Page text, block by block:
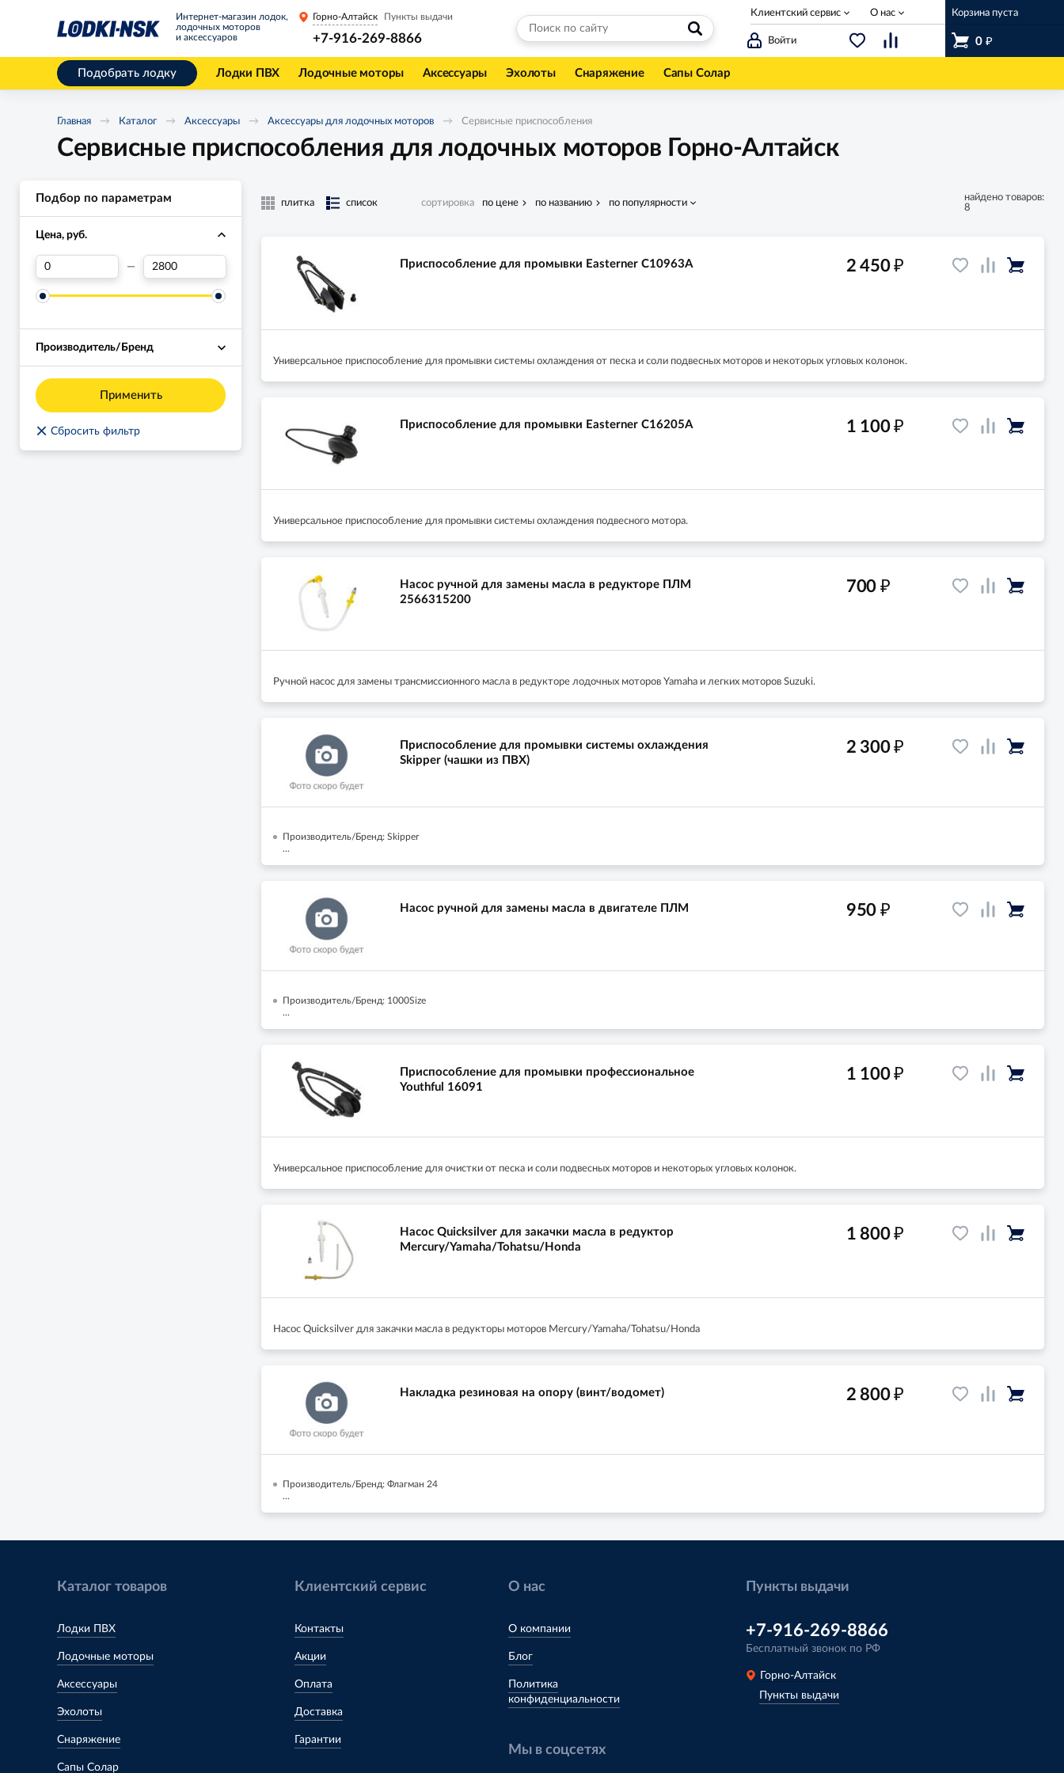
Интернет-магазин лодок,
лодочных моторов
и аксессуаров
Войти
Корзина пуста
0 ₽
Горно-Алтайск Пункты выдачи
+7-916-269-8866
Клиентский сервис О нас
Подобрать лодку Лодки ПВХ Лодочные моторы Аксессуары Эхолоты Снаряжение Сапы Солар
Главная Каталог Аксессуары Аксессуары для лодочных моторов Сервисные приспособления
Сервисные приспособления для лодочных моторов Горно-Алтайск
Подбор по параметрам
Цена, руб.
—
Производитель/Бренд
Применить
× Сбросить фильтр
плитка список сортировка по цене по названию по популярности
найдено товаров:
8
Приспособление для промывки Easterner C10963A
Универсальное приспособление для промывки системы охлаждения от песка и соли подвесных моторов и некоторых угловых колонок.
2 450₽
Приспособление для промывки Easterner C16205A
Универсальное приспособление для промывки системы охлаждения подвесного мотора.
1 100₽
Насос ручной для замены масла в редукторе ПЛМ
2566315200
Ручной насос для замены трансмиссионного масла в редукторе лодочных моторов Yamaha и легких моторов Suzuki.
700 ₽
Приспособление для промывки системы охлаждения
Skipper (чашки из ПВХ)
Производитель/Бренд: Skipper
...
2 300₽
Насос ручной для замены масла в двигателе ПЛМ
Производитель/Бренд: 1000Size
...
950 ₽
Приспособление для промывки профессиональное
Youthful 16091
Универсальное приспособление для очистки от песка и соли подвесных моторов и некоторых угловых колонок.
1 100₽
Насос Quicksilver для закачки масла в редуктор
Mercury/Yamaha/Tohatsu/Honda
Насос Quicksilver для закачки масла в редукторы моторов Mercury/Yamaha/Tohatsu/Honda
1 800₽
Накладка резиновая на опору (винт/водомет)
Производитель/Бренд: Флагман 24
...
2 800₽
Каталог товаров
Лодки ПВХ
Лодочные моторы
Аксессуары
Эхолоты
Снаряжение
Сапы Солар
Клиентский сервис
Контакты
Акции
Оплата
Доставка
Гарантии
О нас
О компании
Блог
Политика
конфиденциальности
Мы в соцсетях
Пункты выдачи
+7-916-269-8866
Бесплатный звонок по РФ
Горно-Алтайск
Пункты выдачи